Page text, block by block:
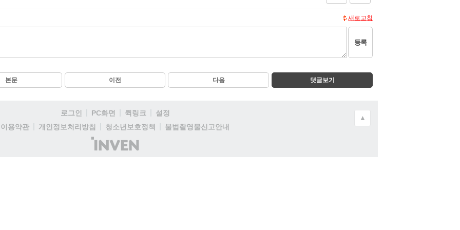
새로고침
등록
본문 이전 다음 댓글보기
로그인 PC화면 퀵링크
설정
이용약관
개인정보처리방침 청소년보호정책
불법촬영물신고안내
(주)
인
▲